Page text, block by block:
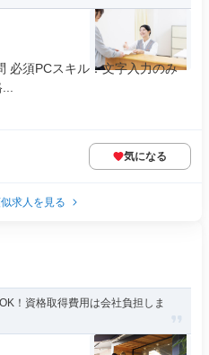
必須PCスキル：文字入力のみ
気になる
求人を見る
！資格取得費用は会社負担しま